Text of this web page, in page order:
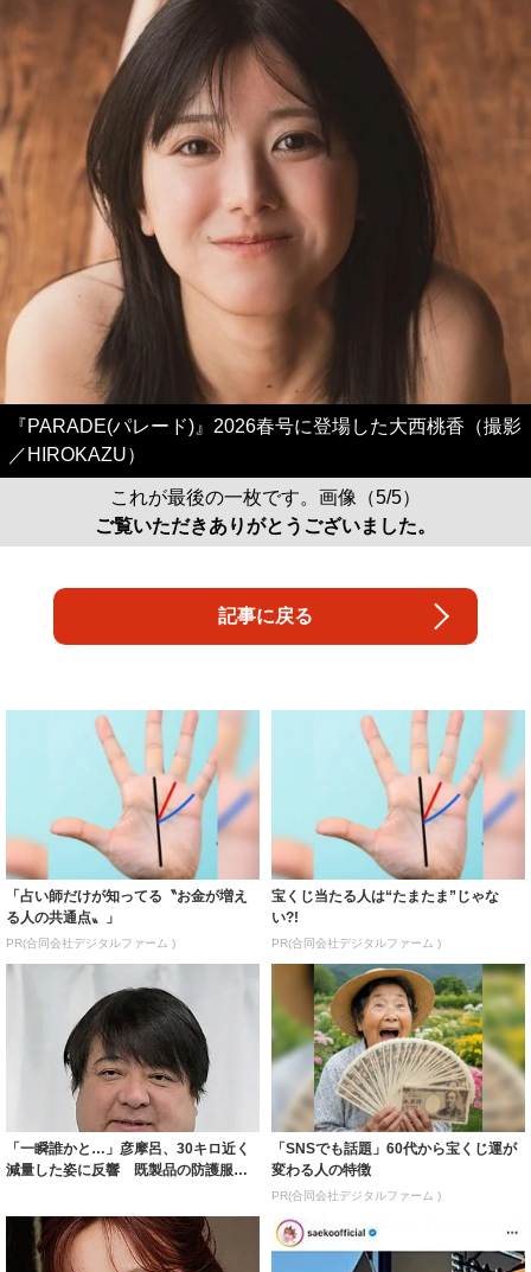
『PARADE(パレード)』2026春号に登場した大西桃香（撮影
／HIROKAZU）
これが最後の一枚です。画像（5/5）
ご覧いただきありがとうございました。
記事に戻る
「占い師だけが知ってる〝お金が増え
る人の共通点〟」
PR(合同会社デジタルファーム )
宝くじ当たる人は“たまたま”じゃな
い?!
PR(合同会社デジタルファーム )
「一瞬誰かと…」彦摩呂、30キロ近く
減量した姿に反響 既製品の防護服が
「SNSでも話題」60代から宝くじ運が
変わる人の特徴
PR(合同会社デジタルファーム )